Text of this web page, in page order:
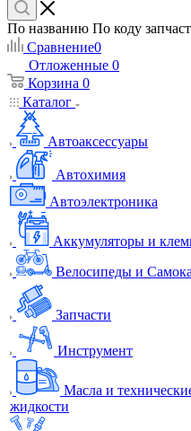
По названию По коду
Сравнение0
Отложенные 0
Корзина 0
Каталог
Автоаксессуары
Автохимия
Автоэлектроника
Аккумуляторы и
Велосипеды и
Запчасти
Инструмент
Масла и
жидкости